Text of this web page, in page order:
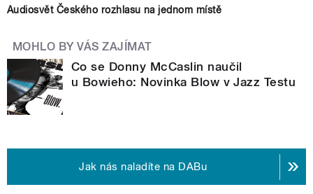
Audiosvět Českého rozhlasu na jednom místě
MOHLO BY VÁS ZAJÍMAT
Co se Donny McCaslin naučil
u Bowieho: Novinka Blow v Jazz Testu
Jak nás naladíte na DABu